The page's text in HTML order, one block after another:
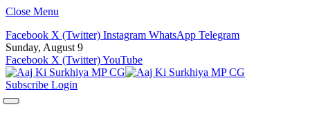
Close Menu
Facebook X (Twitter) Instagram WhatsApp Telegram
Sunday, August 9
Facebook X (Twitter)YouTube
Subscribe Login